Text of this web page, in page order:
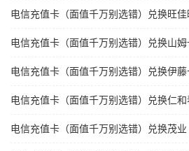
电信充值卡（面值千万别选错）兑换旺佳
电信充值卡（面值千万别选错）兑换山姆
电信充值卡（面值千万别选错）兑换伊藤
电信充值卡（面值千万别选错）兑换仁和
电信充值卡（面值千万别选错）兑换茂业